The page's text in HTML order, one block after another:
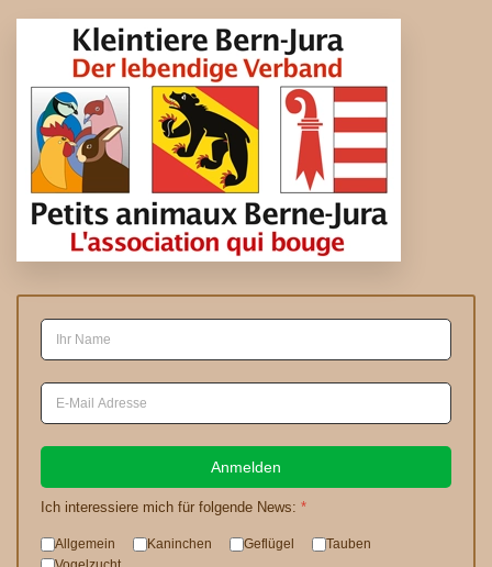
Anmelden
Ich interessiere mich für folgende News: *
Allgemein Kaninchen Geflügel
Tauben